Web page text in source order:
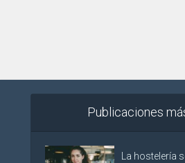
Publicaciones
La hostelería